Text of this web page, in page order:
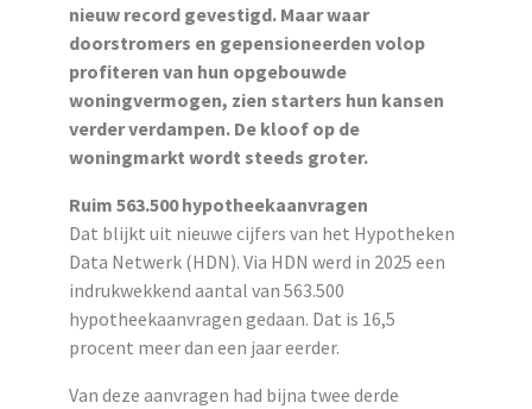
nieuw record gevestigd. Maar waar
doorstromers en gepensioneerden volop
profiteren van hun opgebouwde
woningvermogen, zien starters hun kansen
verder verdampen. De kloof op de
woningmarkt wordt steeds groter.
Ruim 563.500 hypotheekaanvragen
Dat blijkt uit nieuwe cijfers van het Hypotheken
Data Netwerk (HDN). Via HDN werd in 2025 een
indrukwekkend aantal van 563.500
hypotheekaanvragen gedaan. Dat is 16,5
procent meer dan een jaar eerder.
Van deze aanvragen had bijna twee derde